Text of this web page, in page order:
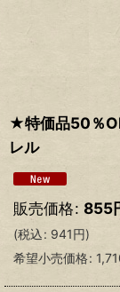
★特価品50％
レル
販売価格: 855
(税込: 941円)
希望小売価格: